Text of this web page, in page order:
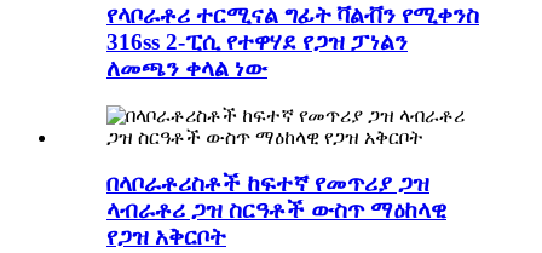
የላቦራቶሪ ተርሚናል ግፊት ቫልቭን የሚቀንስ
316ss 2-ፒሲ የተዋሃደ የጋዝ ፓነልን
ለመጫን ቀላል ነው
በላቦራቶሪስቶች ከፍተኛ የመጥሪያ ጋዝ
ላብራቶሪ ጋዝ ስርዓቶች ውስጥ ማዕከላዊ
የጋዝ አቅርቦት